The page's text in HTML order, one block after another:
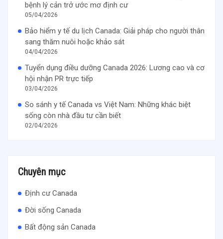
bệnh lý cản trở ước mơ định cư
05/04/2026
Bảo hiểm y tế du lịch Canada: Giải pháp cho người thân
sang thăm nuôi hoặc khảo sát
04/04/2026
Tuyển dụng điều dưỡng Canada 2026: Lương cao và cơ
hội nhận PR trực tiếp
03/04/2026
So sánh y tế Canada vs Việt Nam: Những khác biệt
sống còn nhà đầu tư cần biết
02/04/2026
Chuyên mục
Định cư Canada
Đời sống Canada
Bất động sản Canada